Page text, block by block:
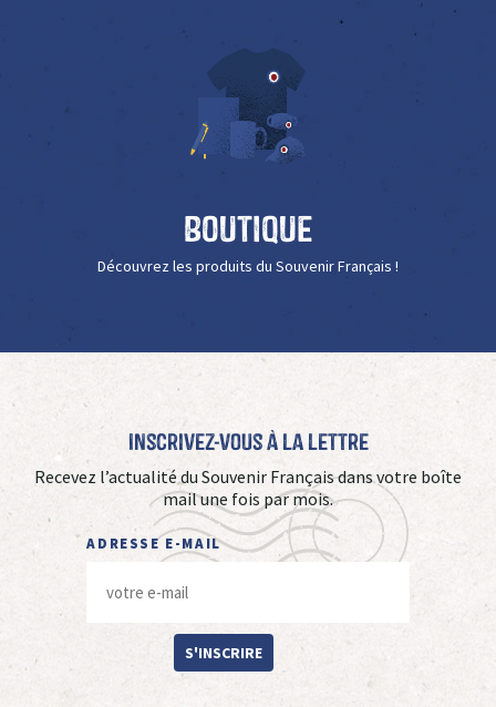
Boutique
Découvrez les produits du Souvenir Français !
Inscrivez-vous à La Lettre
Recevez l’actualité du Souvenir Français dans votre boîte
mail une fois par mois.
ADRESSE E-MAIL
S'INSCRIRE